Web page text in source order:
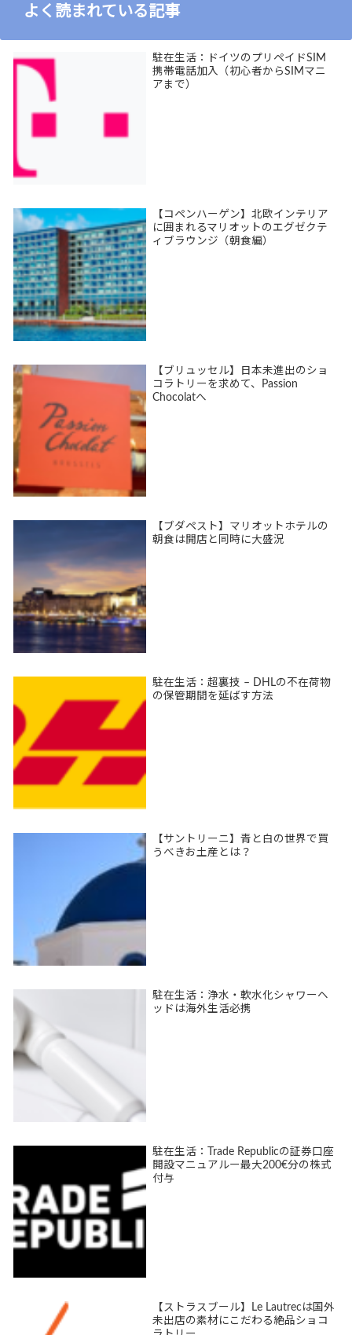
よく読まれている記事
駐在生活：ドイツのプリペイドSIM
携帯電話加入（初心者からSIMマニ
アまで）
【コペンハーゲン】北欧インテリア
に囲まれるマリオットのエグゼクテ
ィブラウンジ（朝食編）
【ブリュッセル】日本未進出のショ
コラトリーを求めて、Passion
Chocolatへ
【ブダペスト】マリオットホテルの
朝食は開店と同時に大盛況
駐在生活：超裏技 – DHLの不在荷物
の保管期間を延ばす方法
【サントリーニ】青と白の世界で買
うべきお土産とは？
駐在生活：浄水・軟水化シャワーヘ
ッドは海外生活必携
駐在生活：Trade Republicの証券口座
開設マニュアルー最大200€分の株式
付与
【ストラスブール】Le Lautrecは国外
未出店の素材にこだわる絶品ショコ